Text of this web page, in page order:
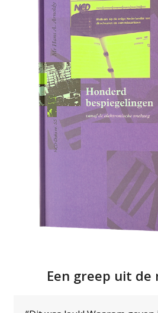
Een greep uit de